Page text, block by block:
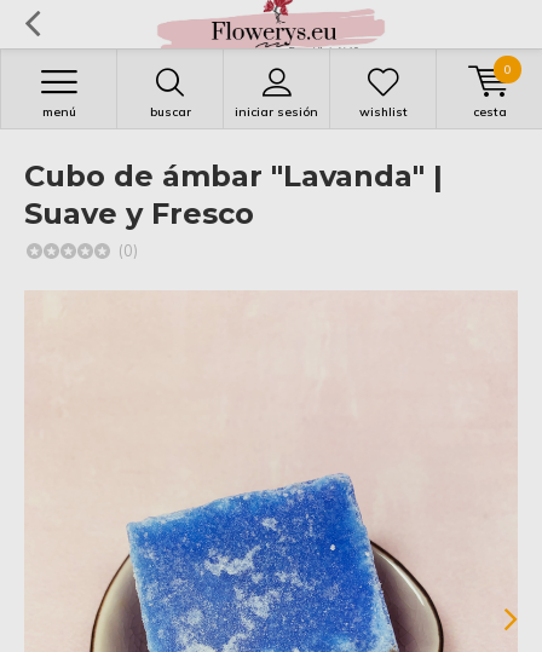
buscar iniciar sesión
menú wishlist cesta
0
Cubo de ámbar "Lavanda" |
Suave y Fresco
(0)